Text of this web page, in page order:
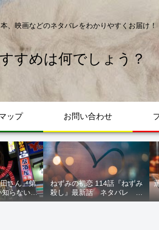
、映画などのネタバレをわかりやすくお届け！
すめは何でしょう？
ップ お問い合わせ
さん』第
らない知
タバレ 犯
ねずみの初恋 114話『ねずみ
殺し』最新話 ネタバレ 水
鳥死亡 鯆を殺すか